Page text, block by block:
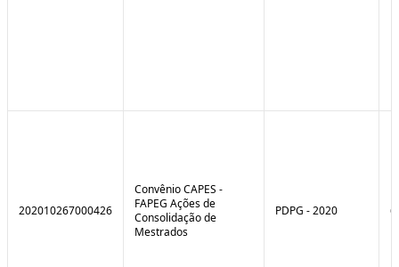
202010267000426
Convênio CAPES -
FAPEG Ações de
Consolidação de
Mestrados
PDPG - 2020